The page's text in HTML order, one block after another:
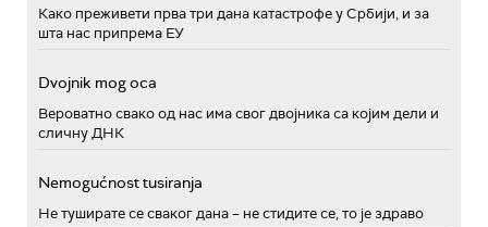
Како преживети прва три дана катастрофе у Србији, и за
шта нас припрема ЕУ
Dvojnik mog oca
Вероватно свако од нас има свог двојника са којим дели и
сличну ДНК
Nemogućnost tusiranja
Не туширате се сваког дана – не стидите се, то је здраво